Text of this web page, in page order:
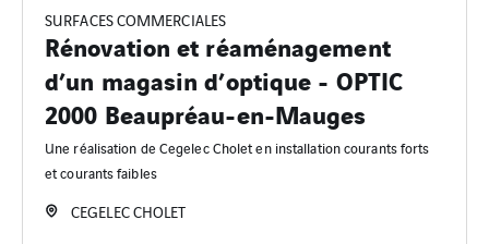
SURFACES COMMERCIALES
Rénovation et réaménagement
d’un magasin d’optique - OPTIC
2000 Beaupréau-en-Mauges
Une réalisation de Cegelec Cholet en installation courants forts
et courants faibles
CEGELEC CHOLET